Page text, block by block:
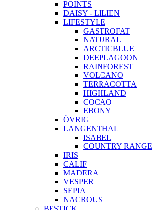
POINTS
DAISY - LILIEN
LIFESTYLE
GASTROFAT
NATURAL
ARCTICBLUE
DEEPLAGOON
RAINFOREST
VOLCANO
TERRACOTTA
HIGHLAND
COCAO
EBONY
ÖVRIG
LANGENTHAL
ISABEL
COUNTRY RANGE
IRIS
CALIF
MADERA
VESPER
SEPIA
NACROUS
BESTICK